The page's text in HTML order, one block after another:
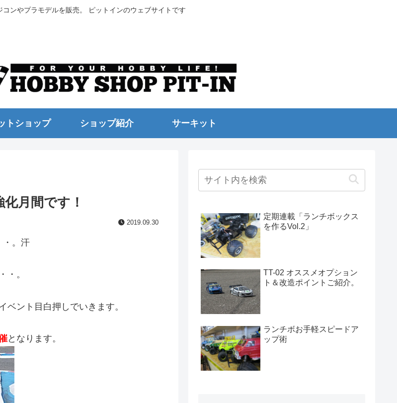
コンやプラモデルを販売。 ピットインのウェブサイトです
トショップ ショップ紹介 サーキット
月間です！
2019.09.30
・。汗
・。
ベント目白押しでいきます。
となります。
定期連載「ランチボックス
を作るVol.2」
TT-02 オススメオプション
ト＆改造ポイントご紹介。
ランチボお手軽スピードア
ップ術